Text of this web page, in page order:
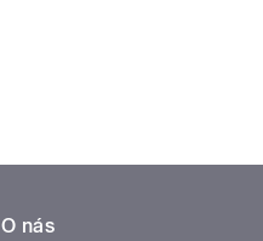
O nás